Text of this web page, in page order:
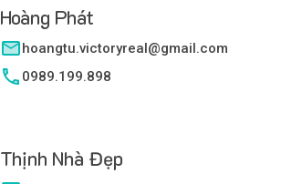
Hoàng Phát
hoangtu.victoryreal@gmail.com
0989.199.898
Thịnh Nhà Đẹp